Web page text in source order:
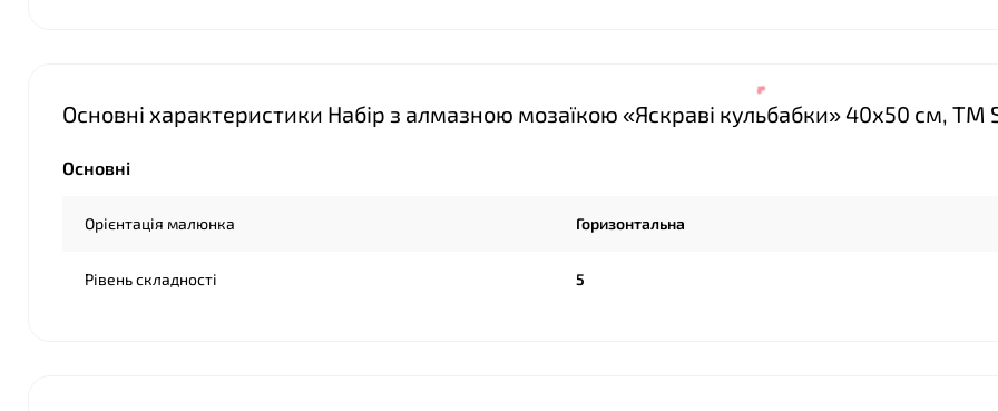
Основні характеристики Набір з алмазною мозаїкою «Яскраві кульбабки» 40х50 см, ТМ
Основні
Орієнтація малюнка Горизонтальна
Рівень складності 5